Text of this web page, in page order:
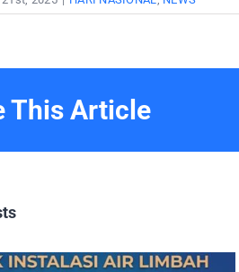
This Article